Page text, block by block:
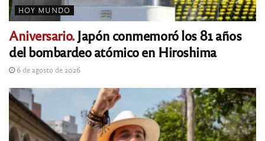
HOY MUNDO
Aniversario.Japón conmemoró los 81 años
del bombardeo atómico en Hiroshima
6 de agosto de 2026